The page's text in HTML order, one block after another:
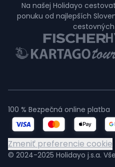
Na našej Holidayo
ponuku od najlepších
© 2024-2025 Holidayo j.s.a.
100 % Bezpečná online platba
Zmeniť preferencie cookie